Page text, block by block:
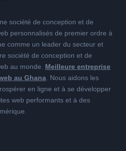
société de conception et de
personnalisés de premier ordre à
comme un leader du secteur et
société de conception et de
au monde. Meilleure entreprise
au Ghana . Nous aidons les
en ligne et à se développer
web performants et à des